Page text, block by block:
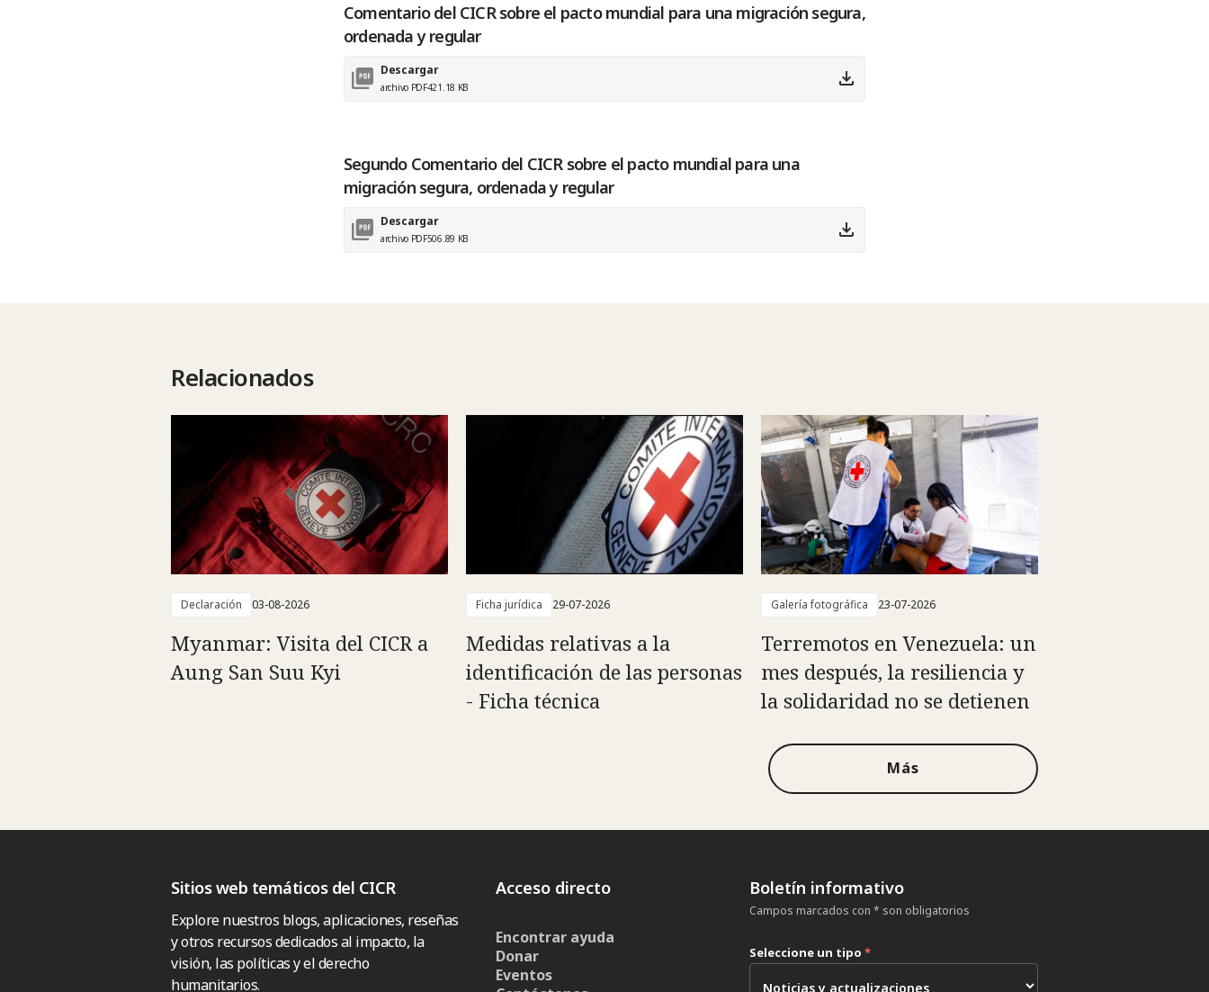
Comentario del CICR sobre el pacto mundial para una migración segura,
ordenada y regular
Descargar
archivo PDF421.18 KB
Segundo Comentario del CICR sobre el pacto mundial para una
migración segura, ordenada y regular
Descargar
archivo PDF506.89 KB
Relacionados
Declaración 03-08-2026
Myanmar: Visita del CICR a
Aung San Suu Kyi
Ficha jurídica 29-07-2026
Medidas relativas a la
identificación de las personas
- Ficha técnica
Galería fotográfica 23-07-2026
Terremotos en Venezuela: un
mes después, la resiliencia y
la solidaridad no se detienen
Más
Sitios web temáticos del CICR
Explore nuestros blogs, aplicaciones, reseñas
y otros recursos dedicados al impacto, la
visión, las políticas y el derecho
humanitarios.
Acceso directo
Encontrar ayuda
Donar
Eventos
Boletín informativo
Campos marcados con * son obligatorios
Seleccione un tipo *